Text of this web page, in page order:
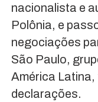
nacionalista e
Polônia, e
negociações
São Paulo,
América Latina,
declarações.